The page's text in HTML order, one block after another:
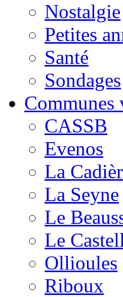
Nostalgie
Petites
Santé
Sondages
Communes
CASSB
Evenos
La
La Seyne
Le
Le
Ollioules
Riboux